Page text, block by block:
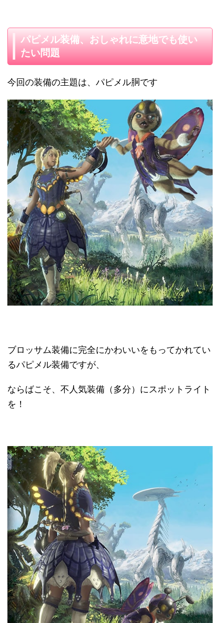
パピメル装備、おしゃれに意地でも使い
たい問題
今回の装備の主題は、パピメル胴です
ブロッサム装備に完全にかわいいをもってかれてい
るパピメル装備ですが、
ならばこそ、不人気装備（多分）にスポットライト
を！